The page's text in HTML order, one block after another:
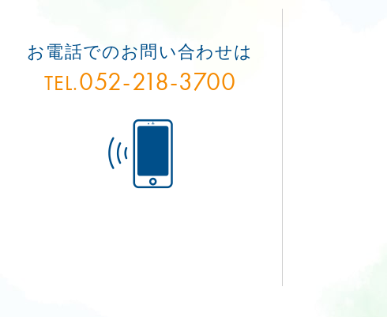
お電話でのお問い合わせは
TEL.052-218-3700